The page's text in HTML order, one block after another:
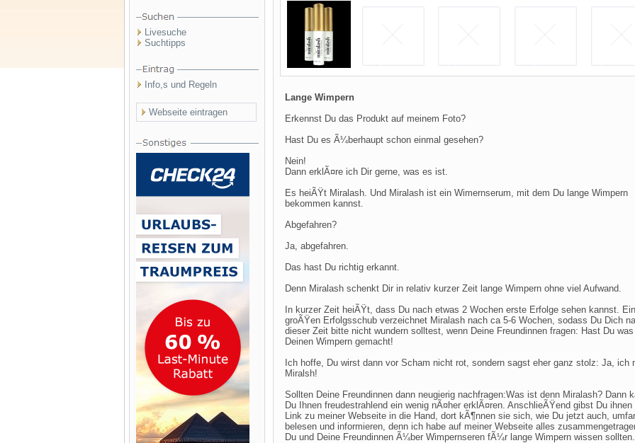
Livesuche
Suchtipps
Info,s und Regeln
Webseite eintragen
Lange Wimpern
Erkennst Du das Produkt auf meinem Foto?
Hast Du es Ã¼berhaupt schon einmal gesehen?
Nein!
Dann erklÃ¤re ich Dir gerne, was es ist.
Es heiÃŸt Miralash. Und Miralash ist ein Wimernserum, mit dem Du lange Wimpern
bekommen kannst.
Abgefahren?
Ja, abgefahren.
Das hast Du richtig erkannt.
Denn Miralash schenkt Dir in relativ kurzer Zeit lange Wimpern ohne viel Aufwand.
In kurzer Zeit heiÃŸt, dass Du nach etwas 2 Wochen erste Erfolge sehen kannst.
groÃŸen Erfolgsschub verzeichnet Miralash nach ca 5-6 Wochen, sodass Du Dich
dieser Zeit bitte nicht wundern solltest, wenn Deine Freundinnen fragen: Hast Du
Deinen Wimpern gemacht!
Ich hoffe, Du wirst dann vor Scham nicht rot, sondern sagst eher ganz stolz: Ja, ich
Miralsh!
Sollten Deine Freundinnen dann neugierig nachfragen:Was ist denn Miralash? Dann
Du Ihnen freudestrahlend ein wenig nÃ¤her erklÃ¤ren. AnschlieÃŸend gibst Du ihnen
Link zu meiner Webseite in die Hand, dort kÃ¶nnen sie sich, wie Du jetzt auch,
belesen und informieren, denn ich habe auf meiner Webseite alles
Du und Deine Freundinnen Ã¼ber Wimpernseren fÃ¼r lange Wimpern wissen sollten.